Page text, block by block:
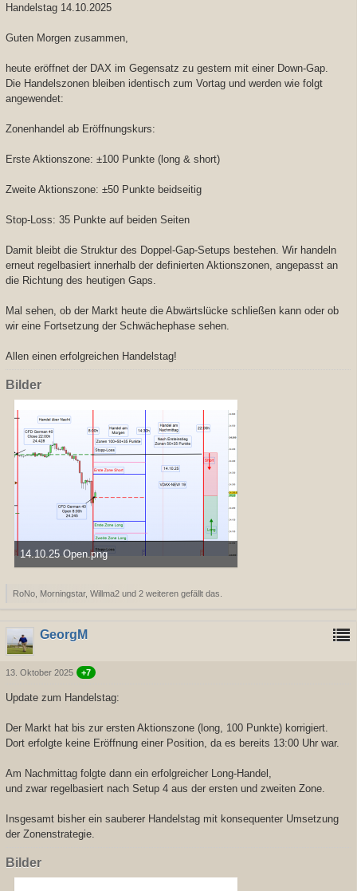
Handelstag 14.10.2025
Guten Morgen zusammen,
heute eröffnet der DAX im Gegensatz zu gestern mit einer Down-Gap.
Die Handelszonen bleiben identisch zum Vortag und werden wie folgt
angewendet:
Zonenhandel ab Eröffnungskurs:
Erste Aktionszone: ±100 Punkte (long & short)
Zweite Aktionszone: ±50 Punkte beidseitig
Stop-Loss: 35 Punkte auf beiden Seiten
Damit bleibt die Struktur des Doppel-Gap-Setups bestehen. Wir handeln
erneut regelbasiert innerhalb der definierten Aktionszonen, angepasst an
die Richtung des heutigen Gaps.
Mal sehen, ob der Markt heute die Abwärtslücke schließen kann oder ob
wir eine Fortsetzung der Schwächephase sehen.
Allen einen erfolgreichen Handelstag!
Bilder
14.10.25 Open.png
49,28 kB, 1.221×798, 226 mal angesehen
RoNo, Morningstar, Willma2 und 2 weiteren gefällt das.
GeorgM
13. Oktober 2025 +7
Update zum Handelstag:
Der Markt hat bis zur ersten Aktionszone (long, 100 Punkte) korrigiert.
Dort erfolgte keine Eröffnung einer Position, da es bereits 13:00 Uhr war.
Am Nachmittag folgte dann ein erfolgreicher Long-Handel,
und zwar regelbasiert nach Setup 4 aus der ersten und zweiten Zone.
Insgesamt bisher ein sauberer Handelstag mit konsequenter Umsetzung
der Zonenstrategie.
Bilder